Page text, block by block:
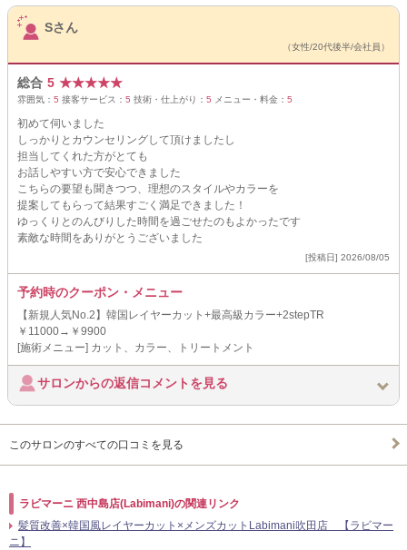
サロンPick Up
Sさん
（女性/20代後半/会社員）
総合 5 ★★★★★
雰囲気： 5 接客サービス： 5 技術・仕上がり： 5 メニュー・料金： 5
初めて伺いました
しっかりとカウンセリングして頂けましたし
担当してくれた方がとても
お話しやすい方で安心できました
こちらの要望も聞きつつ、理想のスタイルやカラーを
提案してもらって結果すごく満足できました！
ゆっくりとのんびりした時間を過ごせたのもよかったです
素敵な時間をありがとうございました
[投稿日] 2026/08/05
予約時のクーポン・メニュー
【新規人気No.2】韓国レイヤーカット+最高級カラー+2stepTR
￥11000→￥9900
[施術メニュー] カット、カラー、トリートメント
サロンからの返信コメントを見る
このサロンのすべての口コミを見る
ラビマーニ 西中島店(Labimani)の関連リンク
髪質改善×韓国風レイヤーカット×メンズカットLabimani吹田店 【ラビマー
ニ】